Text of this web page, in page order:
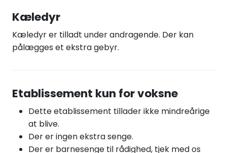
Kæledyr
Kæledyr er tilladt under andragende. Der kan
pålægges et ekstra gebyr.
Etablissement kun for voksne
Dette etablissement tillader ikke mindreårige
at blive.
Der er ingen ekstra senge.
Der er barnesenge til rådighed, tjek med os